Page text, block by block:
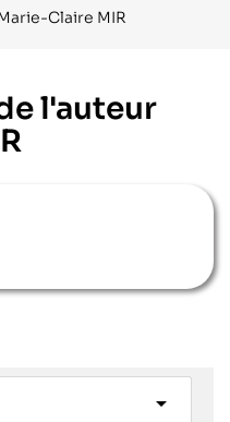
Claire MIR
l'auteur
